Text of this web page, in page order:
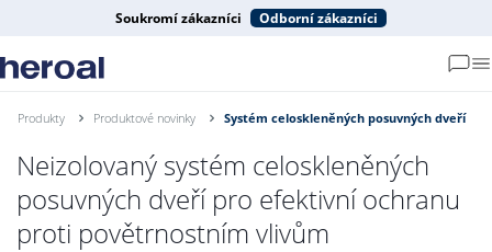
Soukromí zákazníci Odborní zákazníci
Produkty Produktové novinky Systém celoskleněných posuvných dveří
Neizolovaný systém celoskleněných
posuvných dveří pro efektivní ochranu
proti povětrnostním vlivům